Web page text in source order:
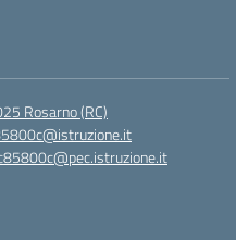
Rosarno (RC)